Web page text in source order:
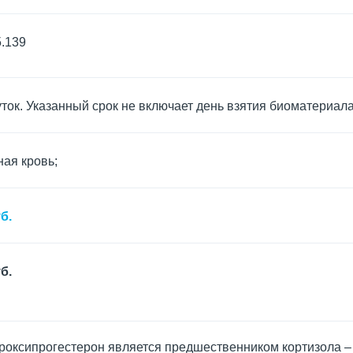
Указанный срок не включает день взятия
кровь;
является предшественником кортизола